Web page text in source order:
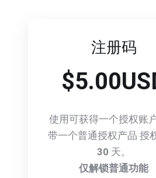
注册码
使用可获得一个授权账
带一个普通授权产品 授
30 天。
仅解锁普通功能